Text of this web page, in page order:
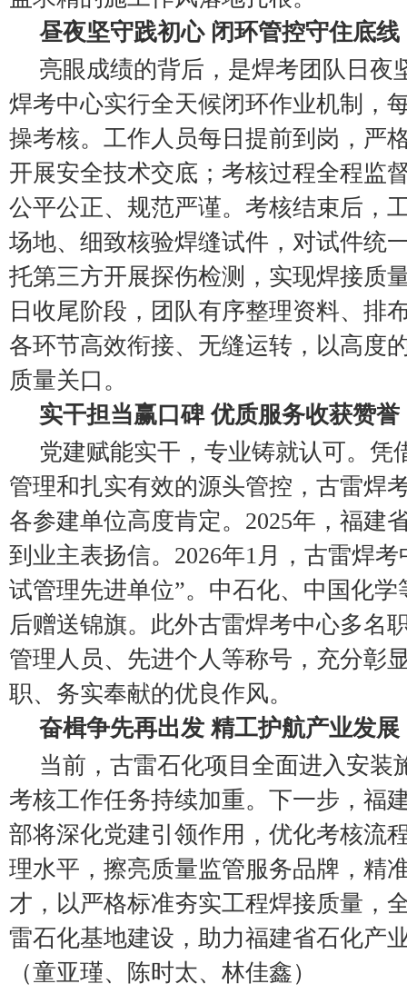
昼夜坚守践初心 闭环管控守住底线
亮眼成绩的背后，是焊考团队日夜
焊考中心实行全天候闭环作业机制，
操考核。工作人员每日提前到岗，严
开展安全技术交底；考核过程全程监
公平公正、规范严谨。考核结束后，
场地、细致核验焊缝试件，对试件统
托第三方开展探伤检测，实现焊接质
日收尾阶段，团队有序整理资料、排
各环节高效衔接、无缝运转，以高度
质量关口。
实干担当赢口碑 优质服务收获赞誉
党建赋能实干，专业铸就认可。凭
管理和扎实有效的源头管控，古雷焊
各参建单位高度肯定。2025年，福建
到业主表扬信。2026年1月，古雷焊
试管理先进单位”。中石化、中国化
后赠送锦旗。此外古雷焊考中心多名
管理人员、先进个人等称号，充分彰
职、务实奉献的优良作风。
奋楫争先再出发 精工护航产业发展
当前，古雷石化项目全面进入安装
考核工作任务持续加重。下一步，福
部将深化党建引领作用，优化考核流
理水平，擦亮质量监管服务品牌，精
才，以严格标准夯实工程焊接质量，
雷石化基地建设，助力福建省石化产
（童亚瑾、陈时太、林佳鑫）